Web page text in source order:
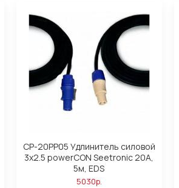
CP-20PP05 Удлинитель силовой
3х2.5 powerCON Seetronic 20A,
5м, EDS
5030р.